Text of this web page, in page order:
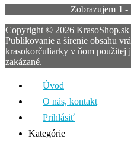
Zobrazujem 1 -
Copyright © 2026 KrasoShop.sk
Publikovanie a šírenie obsahu
krasokorčuliarky v ňom použitej
zakázané.
Úvod
O nás, kontakt
Prihlásiť
Kategórie